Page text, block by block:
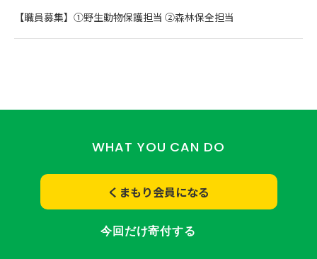
【職員募集】①野生動物保護担当 ②森林保全担当
WHAT YOU CAN DO
くまもり会員になる
今回だけ寄付する